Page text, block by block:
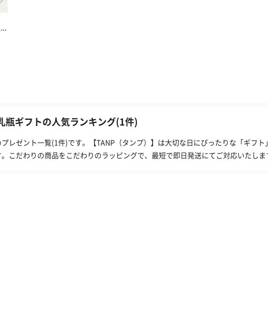
瓶ギフトの人気ランキング(1件)
レゼント一覧(1件)です。【TANP（タンプ）】は大切な日にぴったりな「ギフト
こだわりの商品をこだわりのラッピングで、最短で即日発送にてご対応いたしま